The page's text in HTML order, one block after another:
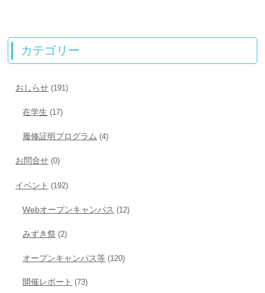
カテゴリー
おしらせ (191)
在学生 (17)
履修証明プログラム (4)
お問合せ (0)
イベント (192)
Webオープンキャンパス (12)
みずき祭 (2)
オープンキャンパス等 (120)
開催レポート (73)